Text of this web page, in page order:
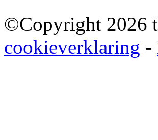
©Copyright 2026
cookieverklaring -